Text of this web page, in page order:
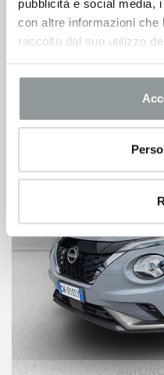
pubblicità e social media,
con altre informazioni che
raccolto dal suo utilizzo
NISSAN Townstar
NISSAN EV VAN L1
18.800€